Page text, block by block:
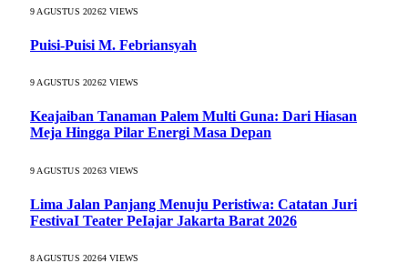
9 AGUSTUS 20262VIEWS
Puisi-Puisi M. Febriansyah
9 AGUSTUS 20262VIEWS
Keajaiban Tanaman Palem Multi Guna: Dari Hiasan
Meja Hingga Pilar Energi Masa Depan
9 AGUSTUS 20263VIEWS
Lima Jalan Panjang Menuju Peristiwa: Catatan Juri
FestivaI Teater PeIajar Jakarta Barat 2026
8 AGUSTUS 20264VIEWS